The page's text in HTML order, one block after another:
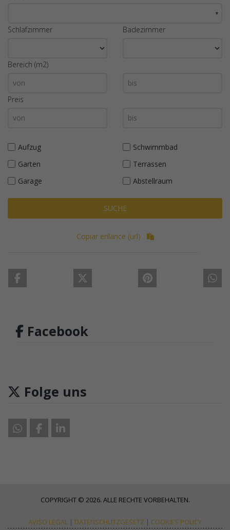
▼
Schlafzimmer Badezimmer
Bereich (m2)
Preis
Aufzug
Schwimmbad
Garten
Terrassen
Garage
Abstellraum
SUCHE
Copiar enlance (url)
Facebook
Folge uns
COPYRIGHT © 2026. ALLE RECHTE VORBEHALTEN.
AVISO LEGAL | DATENSCHUTZGESETZ | COOKIES POLICY